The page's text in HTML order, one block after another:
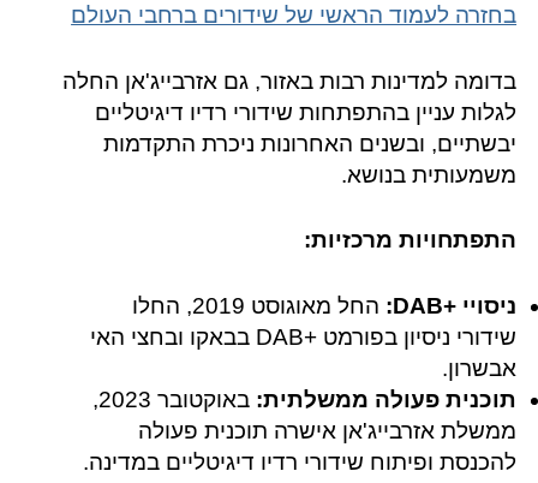
בחזרה לעמוד הראשי של שידורים ברחבי העולם
בדומה למדינות רבות באזור, גם אזרבייג'אן החלה
לגלות עניין בהתפתחות שידורי רדיו דיגיטליים
יבשתיים, ובשנים האחרונות ניכרת התקדמות
משמעותית בנושא.
התפתחויות מרכזיות:
ניסויי +DAB‎:
החל מאוגוסט 2019, החלו
שידורי ניסיון בפורמט +DAB‎ בבאקו ובחצי האי
אבשרון.
תוכנית פעולה ממשלתית:
באוקטובר 2023,
ממשלת אזרבייג'אן אישרה תוכנית פעולה
להכנסת ופיתוח שידורי רדיו דיגיטליים במדינה.